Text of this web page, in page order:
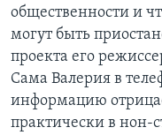
общественности и
могут быть
проекта его
Сама Валерия в
информацию
практически в нон-